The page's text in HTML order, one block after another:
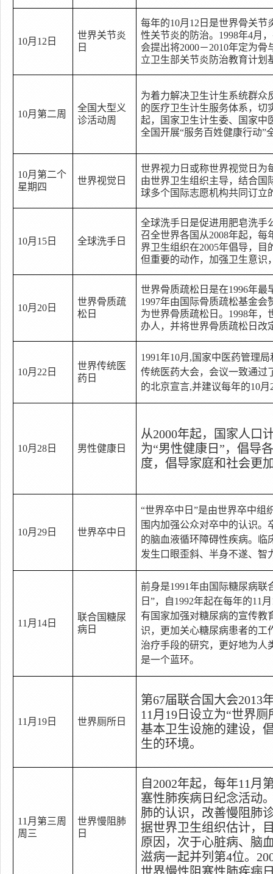
10月 12 日
世界关节炎
日
每年的10月 12 日 是世界骨关节
性关节炎的防治。 1998年4月
会提出将2000－2010年定为骨
立卫生部关节炎防治教育计划
10月第二周
全国大型义
诊活动周
为着力解决卫生计生系统群众
的医疗卫生计生服务体系，切
起，国家卫生计生委、国家中
全国开展“服务百姓健康行动”
10月第二个
星期四
世界视觉日
世界视力日或称世界视觉日为
由世界卫生组织主导，结合国
球多个国际志愿机构共同订立
10月 15 日 全球洗手日
全球洗手日是促进用肥皂洗手
召全世界各国从2008年起，每
界卫生组织在2005年倡导，目
但重要的动作，加强卫生意识
10月 20 日
世界骨质疏
松日
世界骨质疏松日是在1996年最
1997年由国际骨质疏松基金会
为世界骨质疏松日。 1998年，
办人，并将世界骨质疏松日改
10月 22 日
世界传统医
药日
1991年10月 , 国家中医药管理
传统医药大会，会议一致通过
的北京宣言,并建议每年的10月
10月 28 日 男性健康日
从2000年起，国家人口
为“男性健康日”，倡导
度，倡导家庭和社会更
10月 29 日 世界卒中日
“世界卒中日”是由世界卒中组
围内加强公众对卒中的认识
的脑血液循环障碍性疾病。临
发生口眼歪斜、半身不遂、智
11 月 14 日
联合国糖尿
病日
前身是1991年由国际糖尿病联
日”，自1992年起在每年的11 月
有国家加强对糖尿病的宣传教
识，更加关心糖尿病患者的工
治疗手段的研究，更好地为人
是一个蓝环。
11 月 19 日 世界厕所日
第67届联合国大会2013
11 月 19 日设立为“世界厕
基本卫生设施的建设，
生的环境。
11 月第三周
周三
世界慢阻肺
日
自 2002年起，每年11 月
塞性肺疾病日纪念活动
肺的认识，改善慢阻肺
据世界卫生组织估计，
原因，次于心脏病、脑
滋病一起并列第4位。